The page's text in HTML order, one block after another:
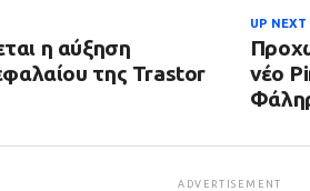
UP NEXT
νέο
η αύξηση
της Trastor
ADVERTISEMENT